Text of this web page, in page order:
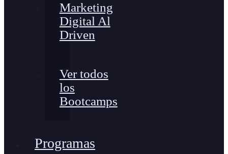
Marketing
Digital Al
Driven
Ver todos
los
Bootcamps
Programas